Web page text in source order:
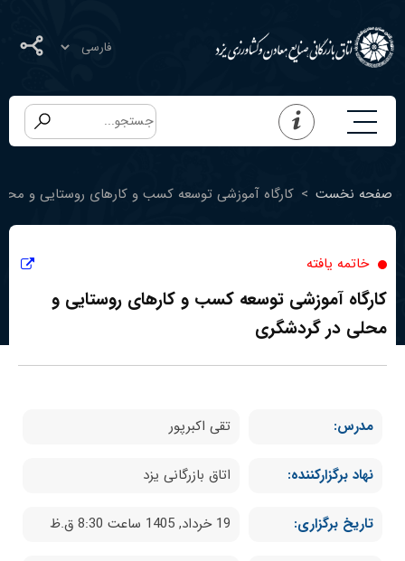
صفحه نخست > کارگاه آموزشی توسعه کسب و کارهای روستایی و
خاتمه یافته
کارگاه آموزشی توسعه کسب و کارهای روستایی و
محلی در گردشگری
مدرس: تقی اکبرپور
نهاد برگزارکننده: اتاق بازرگانی یزد
تاریخ برگزاری: 19 خرداد, 1405 ساعت 8:30 ق.ظ